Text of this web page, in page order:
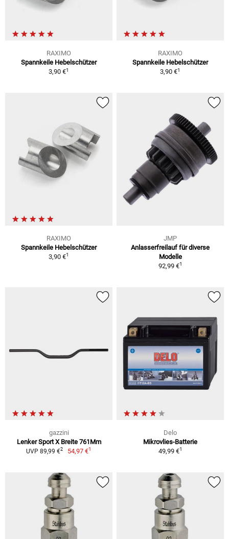
RAXIMO
Spannkeile Hebelschützer
3,90 €1
RAXIMO
Spannkeile Hebelschützer
3,90 €1
RAXIMO
Spannkeile Hebelschützer
3,90 €1
JMP
Anlasserfreilauf für diverse
Modelle
92,99 €1
gazzini
Lenker Sport X Breite 761Mm
UVP 89,99 €2 54,97 €1
Delo
Mikrovlies-Batterie
49,99 €1